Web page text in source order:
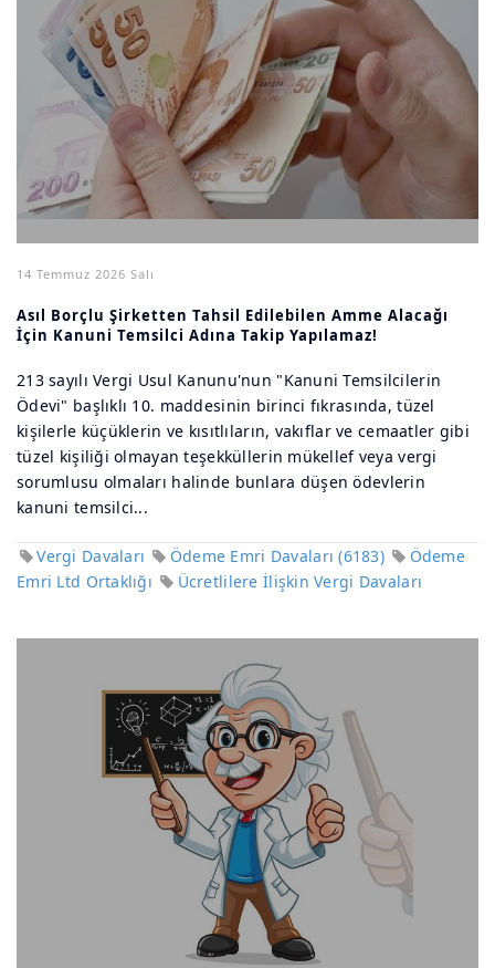
14 Temmuz 2026 Salı
Asıl Borçlu Şirketten Tahsil Edilebilen Amme Alacağı
İçin Kanuni Temsilci Adına Takip Yapılamaz!
213 sayılı Vergi Usul Kanunu'nun "Kanuni Temsilcilerin
Ödevi" başlıklı 10. maddesinin birinci fıkrasında, tüzel
kişilerle küçüklerin ve kısıtlıların, vakıflar ve cemaatler gibi
tüzel kişiliği olmayan teşekküllerin mükellef veya vergi
sorumlusu olmaları halinde bunlara düşen ödevlerin
kanuni temsilci...
Vergi Davaları Ödeme Emri Davaları (6183)
Ödeme
Emri Ltd Ortaklığı
Ücretlilere İlişkin Vergi Davaları